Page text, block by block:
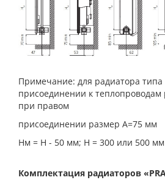
Примечание: для радиатора
присоединении к
при правом
присоединении размер А=75 мм
Нм = Н - 50 мм; Н = 300 или 500 мм
Комплектация радиаторов